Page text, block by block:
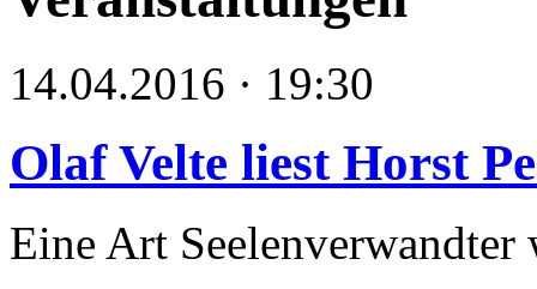
14.04.2016 · 19:30
Olaf Velte liest Horst
Eine Art